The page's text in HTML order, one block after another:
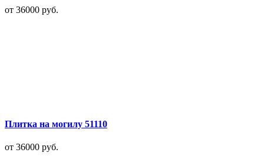
от 36000 руб.
Плитка на могилу 51110
от 36000 руб.